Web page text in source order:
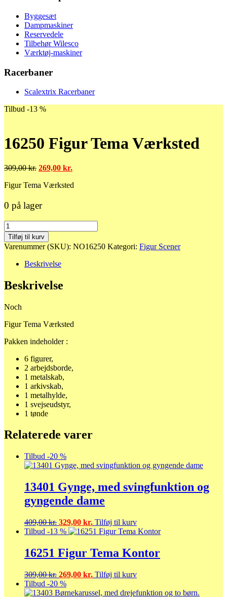
Byggesæt
Dampmaskiner
Reservedele
Tilbehør Wilesco
Værktøj-maskiner
Racerbaner
Scalextrix Racerbaner
Tilbud -13 %
16250 Figur Tema Værksted
309,00kr. Den
pris
309,00 kr..
269,00 kr.
pris
Figur Tema Værksted
0 på lager
16250
Figur
Tema
Værksted
antal
Tilføj til kurv
Varenummer (SKU): NO16250 Kategori: Figur Scener
Beskrivelse
Beskrivelse
Noch
Figur Tema Værksted
Pakken indeholder :
6 figurer,
2 arbejdsborde,
1 metalskab,
1 arkivskab,
1 metalhylde,
1 svejseudstyr,
1 tønde
Relaterede varer
Tilbud -20 %
13401 Gynge, med svingfunktion og
gyngende dame
409,00kr. Den
oprindelige
var:
409,00 kr..
329,00 kr. Den
aktuelle
er:
329,00 kr..
Tilføj til kurv
Tilbud -13 %
16251 Figur Tema Kontor
309,00kr. Den
oprindelige
pris
269,00 kr. Den
pris
Tilføj til kurv
Tilbud -20 %